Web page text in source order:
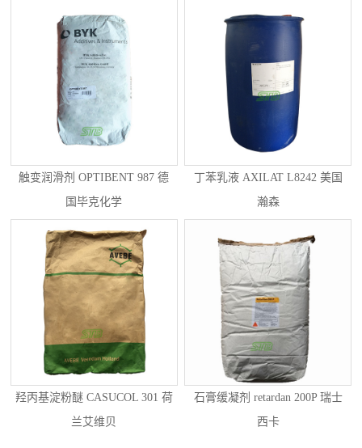
触变润滑剂 OPTIBENT 987 德
国毕克化学
丁苯乳液 AXILAT L8242 美国
瀚森
羟丙基淀粉醚 CASUCOL 301 荷
兰艾维贝
石膏缓凝剂 retardan 200P 瑞士
西卡